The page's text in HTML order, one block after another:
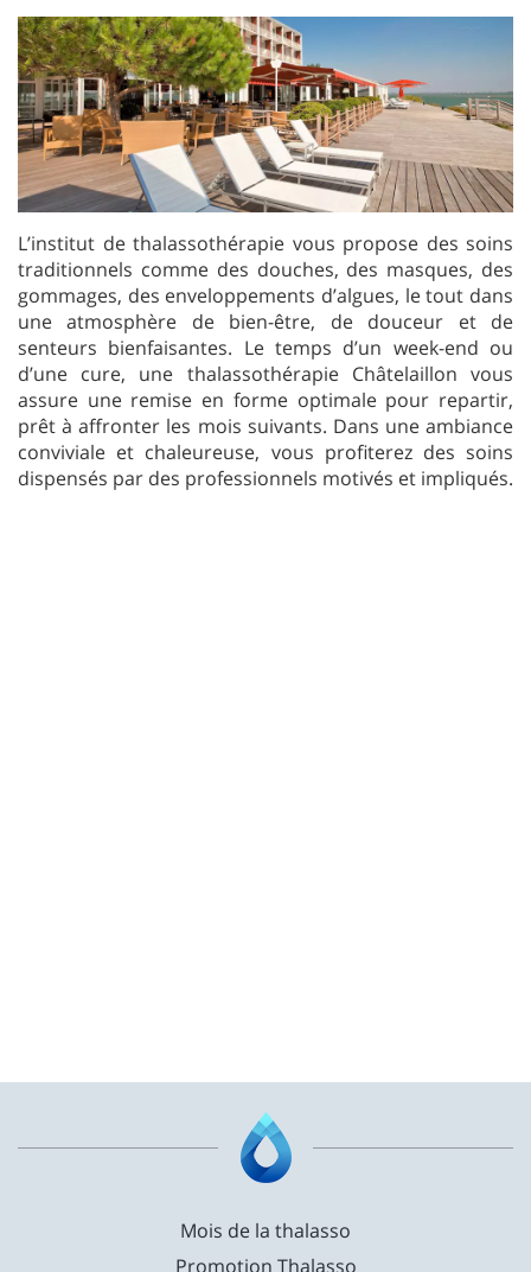
L’institut de thalassothérapie vous propose des soins
traditionnels comme des douches, des masques, des
gommages, des enveloppements d’algues, le tout dans
une atmosphère de bien-être, de douceur et de
senteurs bienfaisantes. Le temps d’un week-end ou
d’une cure, une thalassothérapie Châtelaillon vous
assure une remise en forme optimale pour repartir,
prêt à affronter les mois suivants. Dans une ambiance
conviviale et chaleureuse, vous profiterez des soins
dispensés par des professionnels motivés et impliqués.
Mois de la thalasso
Promotion Thalasso